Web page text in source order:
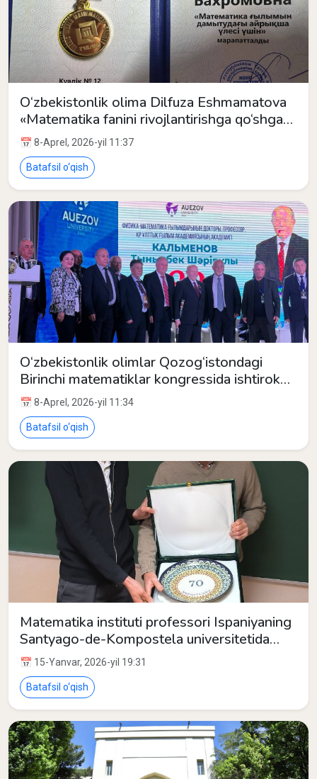
O‘zbekistonlik olima Dilfuza Eshmamatova
«Matematika fanini rivojlantirishga qo‘shgan
alohida hissasi uchun» medali bilan
taqdirlandi
📅 8-Aprel, 2026-yil 11:37
Batafsil o‘qish
O‘zbekistonlik olimlar Qozog‘istondagi
Birinchi matematiklar kongressida ishtirok
etishdi
📅 8-Aprel, 2026-yil 11:34
Batafsil o‘qish
Matematika instituti professori Ispaniyaning
Santyago-de-Kompostela universitetida
ma’ruza qildi
📅 15-Yanvar, 2026-yil 19:31
Batafsil o‘qish